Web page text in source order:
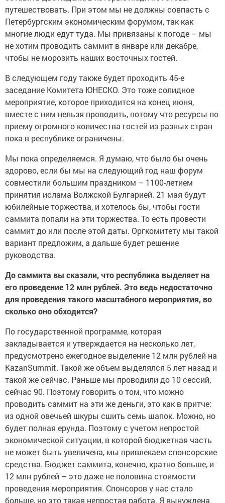
путешествовать. При этом мы не должны совпасть с
Петербургским экономическим форумом, так как
многие люди едут туда. Мы привязаны к погоде – мы
не хотим проводить саммит в январе или декабре,
чтобы не морозить наших восточных гостей.
В следующем году также будет проходить 45-е
заседание Комитета ЮНЕСКО. Это тоже солидное
мероприятие, которое приходится на конец июня,
вместе с ним нельзя проводить, потому что ресурсы по
приему огромного количества гостей из разных стран
пока в республике ограничены.
Мы пока определяемся. Я думаю, что было бы очень
здорово, если бы мы на следующий год наш форум
совместили большим праздником – 1100-летием
принятия ислама Волжской Булгарией. 21 мая будут
юбилейные торжества, и хотелось бы, чтобы гости
саммита попали на эти торжества. То есть провести
саммит до или после этой даты. Оргкомитету мы такой
вариант предложим, а дальше будет решение
руководства.
До саммита вы сказали, что республика выделяет на
его проведение 12 млн рублей. Это ведь недостаточно
для проведения такого масштабного мероприятия, во
сколько оно обходится?
По государственной программе, которая
закладывается и утверждается на несколько лет,
предусмотрено ежегодное выделение 12 млн рублей на
KazanSummit. Такой же объем выделялся 5 лет назад и
такой же сейчас. Раньше мы проводили до 10 сессий,
сейчас 90. Поэтому говорить о том, что можно
проводить саммит на эти же деньги, это как в притче:
из одной овечьей шкуры сшить семь шапок. Можно, но
будет полная ерунда. Поэтому с учетом непростой
экономической ситуации, в которой бюджетная часть
не может быть увеличена, мы привлекаем спонсорские
средства. Бюджет саммита, конечно, кратно больше, и
12 млн рублей – это даже не половина стоимости
проведения мероприятия. Спонсоров у нас стало
больше, но это такая непростая работа. Я вынуждена